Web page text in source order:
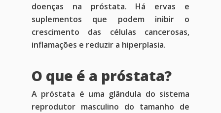
doenças na próstata. Há ervas e
suplementos que podem inibir o
crescimento das células cancerosas,
inflamações e reduzir a hiperplasia.
O que é a próstata?
A próstata é uma glândula do sistema
reprodutor masculino do tamanho de